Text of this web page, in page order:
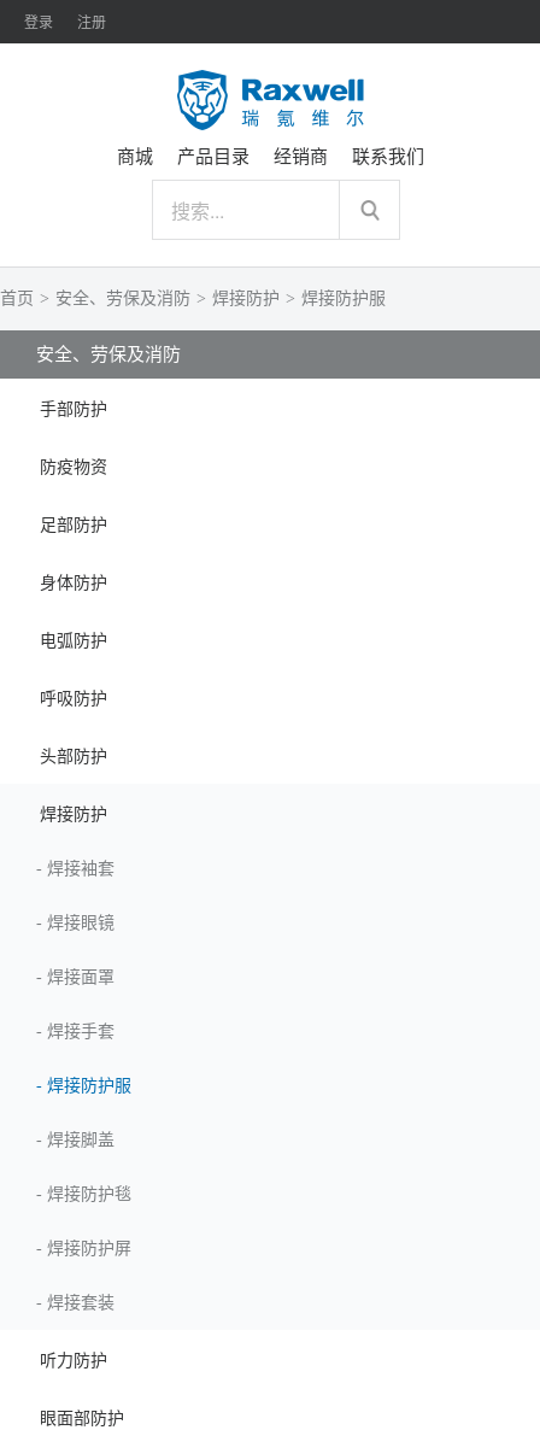
登录 注册
商城 产品目录 经销商 联系我们
首页 > 安全、劳保及消防 > 焊接防护 > 焊接防护服
安全、劳保及消防
手部防护
防疫物资
足部防护
身体防护
电弧防护
呼吸防护
头部防护
焊接防护
- 焊接袖套
- 焊接眼镜
- 焊接面罩
- 焊接手套
- 焊接防护服
- 焊接脚盖
- 焊接防护毯
- 焊接防护屏
- 焊接套装
听力防护
眼面部防护